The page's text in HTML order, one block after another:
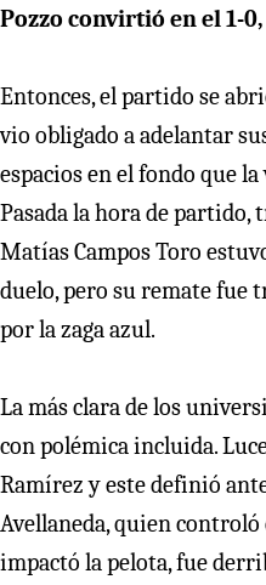
Pozzo convirtió en el 1-
Entonces, el partido se
vio obligado a adelantar
espacios en el fondo que
Pasada la hora de partido,
Matías Campos Toro
duelo, pero su remate fue
por la zaga azul.
La más clara de los
con polémica incluida.
Ramírez y este definió
Avellaneda, quien
impactó la pelota, fue